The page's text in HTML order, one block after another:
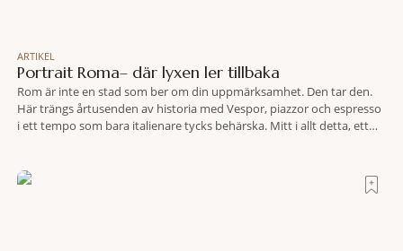
ARTIKEL
Portrait Roma– där lyxen ler tillbaka
Rom är inte en stad som ber om din uppmärksamhet. Den tar den.
Här trängs årtusenden av historia med Vespor, piazzor och espresso
i ett tempo som bara italienare tycks behärska. Mitt i allt detta, ett